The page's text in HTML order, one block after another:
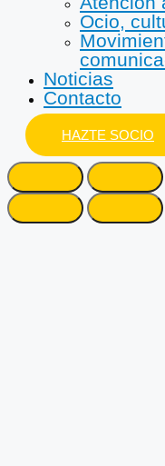
Ocio,
Noticias
Contacto
HAZTE SOCIO